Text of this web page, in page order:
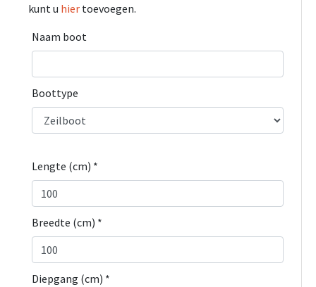
kunt u hier toevoegen.
Naam boot
Boottype
Lengte (cm) *
Breedte (cm) *
Diepgang (cm) *